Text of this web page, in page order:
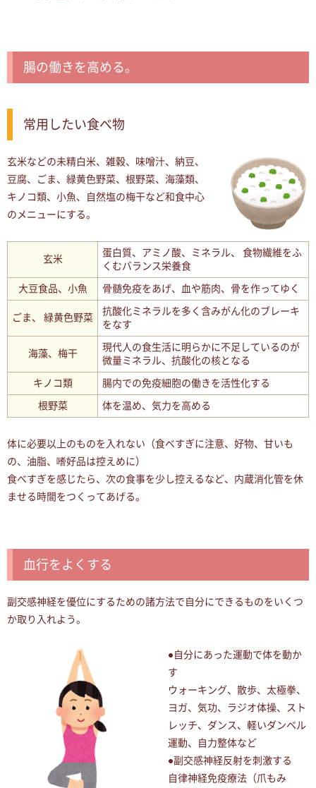
腸の働きを高める。
常用したい食べ物
玄米などの未精白米、雑穀、味噌汁、納豆、
豆腐、ごま、緑黄色野菜、根野菜、海藻類、
キノコ類、小魚、自然塩の梅干など和食中心
のメニューにする。
玄米
蛋白質、アミノ酸、ミネラル、 食物繊維をふ
くむバランス栄養食
大豆食品、小魚
骨髄免疫をあげ、血や筋肉、骨を作ってゆく
ごま、 緑黄色野菜
抗酸化ミネラルを多く含みがん化のブレーキ
をなす
海藻、梅干
現代人の食生活に明らかに不足しているのが
微量ミネラル、抗酸化の核となる
キノコ類
腸内での免疫細胞の働きを活性化する
根野菜
体を温め、気力を高める
体に必要以上のものを入れない（食べすぎに注意、好物、甘いも
の、油脂、嗜好品は控えめに）
食べすぎを感じたら、次の食事を少し控えるなど、内蔵消化管を休
ませる時間をつくってあげる。
血行をよくする
副交感神経を優位にするための諸方法で自分にできるものをいくつ
か取り入れよう。
●自分にあった運動で体を動か
す
ウォーキング、散歩、太極拳、
ヨガ、気功、ラジオ体操、スト
レッチ、ダンス、軽いダンベル
運動、自力整体など
●副交感神経反射を刺激する
自律神経免疫療法（爪もみ